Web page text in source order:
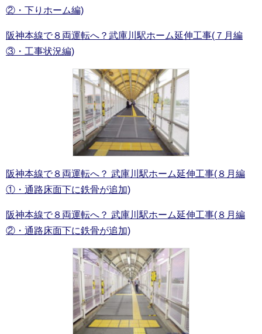
②・下りホーム編)
阪神本線で８両運転へ？武庫川駅ホーム延伸工事(７月編
③・工事状況編)
阪神本線で８両運転へ？ 武庫川駅ホーム延伸工事(８月編
①・通路床面下に鉄骨が追加)
阪神本線で８両運転へ？ 武庫川駅ホーム延伸工事(８月編
②・通路床面下に鉄骨が追加)